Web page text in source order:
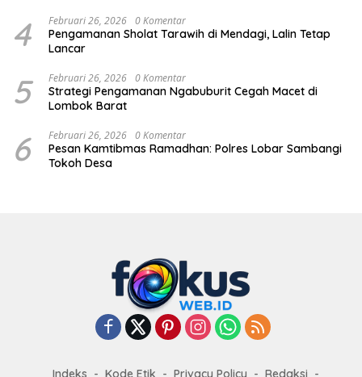
4 Februari 26, 2026 0 Komentar
Pengamanan Sholat Tarawih di Mendagi, Lalin Tetap
Lancar
5 Februari 26, 2026 0 Komentar
Strategi Pengamanan Ngabuburit Cegah Macet di
Lombok Barat
6 Februari 26, 2026 0 Komentar
Pesan Kamtibmas Ramadhan: Polres Lobar Sambangi
Tokoh Desa
Indeks Kode Etik Privacy Policy Redaksi